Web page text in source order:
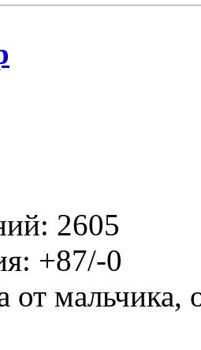
2605
+87/-0
мальчика,